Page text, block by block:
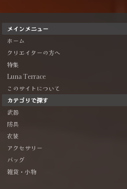
メインメニュー
ホーム
クリエイターの方へ
特集
Luna Terrace
このサイトについて
カテゴリで探す
武器
防具
衣装
アクセサリー
バッグ
雑貨・小物